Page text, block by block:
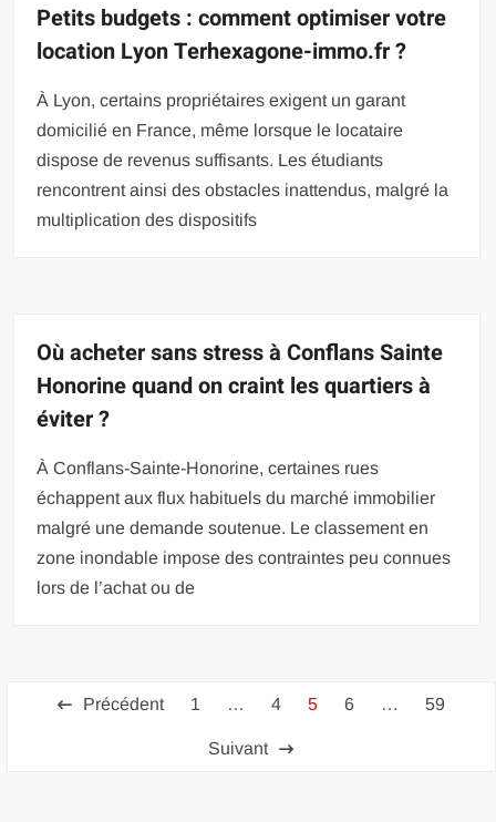
Petits budgets : comment optimiser votre
location Lyon Terhexagone-immo.fr ?
À Lyon, certains propriétaires exigent un garant
domicilié en France, même lorsque le locataire
dispose de revenus suffisants. Les étudiants
rencontrent ainsi des obstacles inattendus, malgré la
multiplication des dispositifs
Où acheter sans stress à Conflans Sainte
Honorine quand on craint les quartiers à
éviter ?
À Conflans-Sainte-Honorine, certaines rues
échappent aux flux habituels du marché immobilier
malgré une demande soutenue. Le classement en
zone inondable impose des contraintes peu connues
lors de l’achat ou de
Pagination
Précédent 1 … 4 5 6 … 59
Suivant